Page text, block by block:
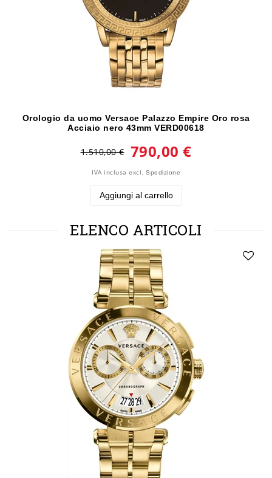
Orologio da uomo Versace Palazzo Empire Oro rosa
Acciaio nero 43mm VERD00618
1.510,00 € 790,00 €
IVA inclusa excl. Spedizione
Aggiungi al carrello
ELENCO ARTICOLI